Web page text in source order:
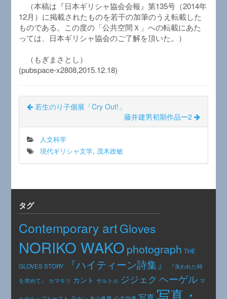
（本稿は『日本ギリシャ協会会報』第135号（2014年
12月）に掲載されたものを若干の加筆のうえ転載した
ものである。この度の「公共空間Ｘ」への転載にあた
っては、日本ギリシャ協会のご了解を頂いた。）
（もぎまさとし）
(pubspace-x2808,2015.12.18)
若生のり子個展「Cry Out!」
藤井建男初期作品ー2
人文科学
現代ギリシャ文学, 茂木政敏
タグ
Contemporary artGloves
NORIKO WAKOphotograph THE
GLOVES STORY
『ハイティーン詩集』
『失われた時
を求めて』
カマキリ カント サルトル ジジェク ヘーゲル マ
写真・